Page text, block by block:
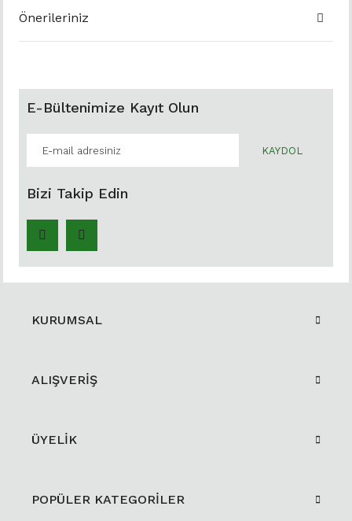
Önerileriniz
E-Bültenimize Kayıt Olun
KAYDOL
Bizi Takip Edin
KURUMSAL
ALIŞVERİŞ
ÜYELİK
POPÜLER KATEGORİLER